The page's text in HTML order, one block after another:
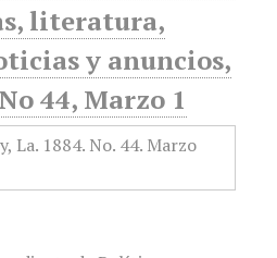
literatura,
y anuncios,
44, Marzo 1